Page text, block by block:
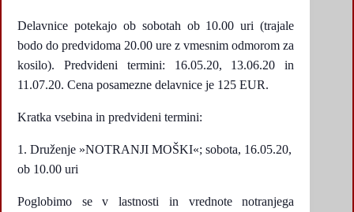
Delavnice potekajo ob sobotah ob 10.00 uri (trajale
bodo do predvidoma 20.00 ure z vmesnim odmorom za
kosilo). Predvideni termini: 16.05.20, 13.06.20 in
11.07.20. Cena posamezne delavnice je 125 EUR.
Kratka vsebina in predvideni termini:
Druženje »NOTRANJI MOŠKI«; sobota, 16.05.20,
ob 10.00 uri
Poglobimo se v lastnosti in vrednote notranjega